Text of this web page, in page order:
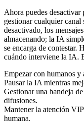
Ahora puedes
gestionar cualquier
desactivado, los
almacenando; la IA
se encarga de contestar.
cuándo interviene la IA.
Empezar con humanos y
Pausar la IA mientras
Gestionar una bandeja
difusiones.
Mantener la atención
humana.